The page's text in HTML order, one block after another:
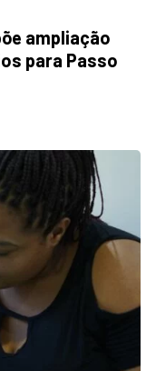
ampliação
para Passo